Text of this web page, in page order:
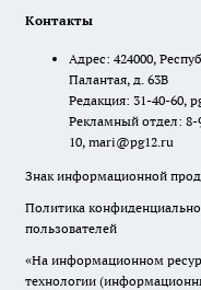
Контакты
Адрес: 424000,
Палантая, д. 63В
Редакция: 31-40-60,
Рекламный отдел: 8-
10, mari@pg12.ru
Знак информационной
Политика
пользователей
«На информационном
технологии